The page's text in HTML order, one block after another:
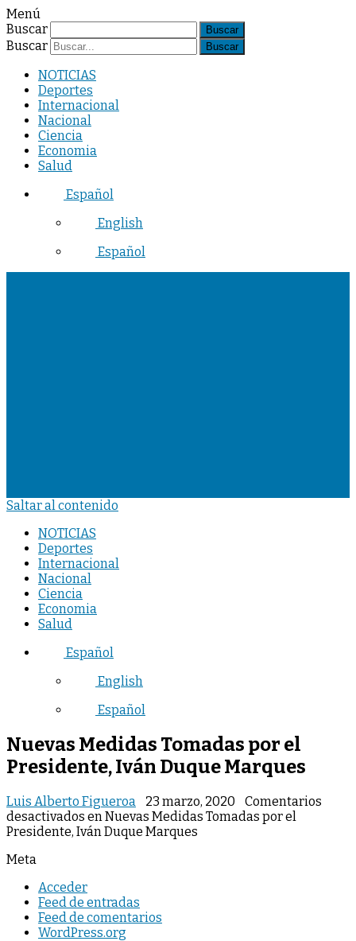
Menú
Buscar
Buscar
NOTICIAS
Deportes
Internacional
Nacional
Ciencia
Economia
Salud
Español
English
Español
Saltar al contenido
NOTICIAS
Deportes
Internacional
Nacional
Ciencia
Economia
Salud
Español
English
Español
Nuevas Medidas Tomadas por el
Presidente, Iván Duque Marques
Luis Alberto Figueroa 23 marzo, 2020
Comentarios
desactivados en Nuevas Medidas Tomadas por el
Presidente, Iván Duque Marques
Meta
Acceder
Feed de entradas
Feed de comentarios
WordPress.org